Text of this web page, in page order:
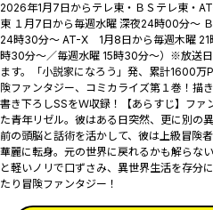
2026年1月7日からテレ東・ＢＳテレ東・
東 １月7日から毎週水曜 深夜24時00分～
24時30分～ AT-X 1月8日から毎週木曜 21
時30分～／毎週水曜 15時30分～）※放送
ます。「小説家になろう」発、累計1600万
険ファンタジー、コミカライズ第１巻！描
書き下ろしSSをＷ収録！【あらすじ】フ
た青年リゼル。彼はある日突然、更に別の
前の頭脳と話術を活かして、彼は上級冒険
華麗に転身。元の世界に戻れるかも解らな
と軽いノリで口ずさみ、異世界生活を存分
たり冒険ファンタジー！